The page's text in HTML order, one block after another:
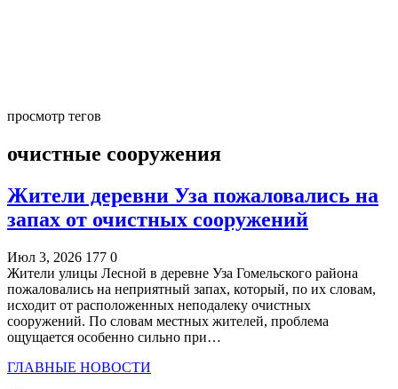
просмотр тегов
очистные сооружения
Жители деревни Уза пожаловались на
запах от очистных сооружений
Июл 3, 2026 177 0
Жители улицы Лесной в деревне Уза Гомельского района
пожаловались на неприятный запах, который, по их словам,
исходит от расположенных неподалеку очистных
сооружений. По словам местных жителей, проблема
ощущается особенно сильно при…
ГЛАВНЫЕ НОВОСТИ